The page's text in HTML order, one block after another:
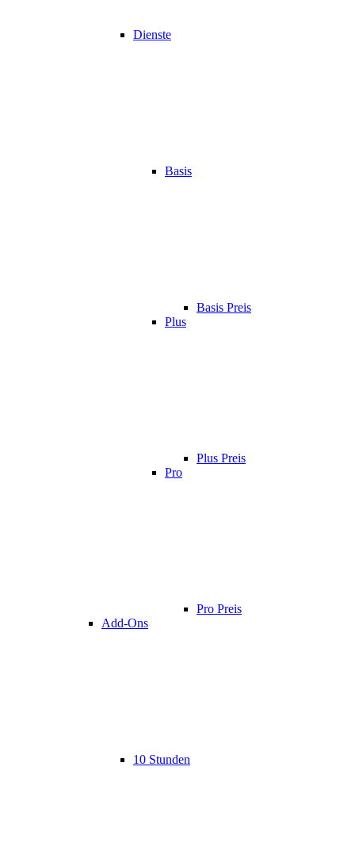
Dienste
Basis
Basis Preis
Plus
Plus Preis
Pro
Pro Preis
Add-Ons
10 Stunden